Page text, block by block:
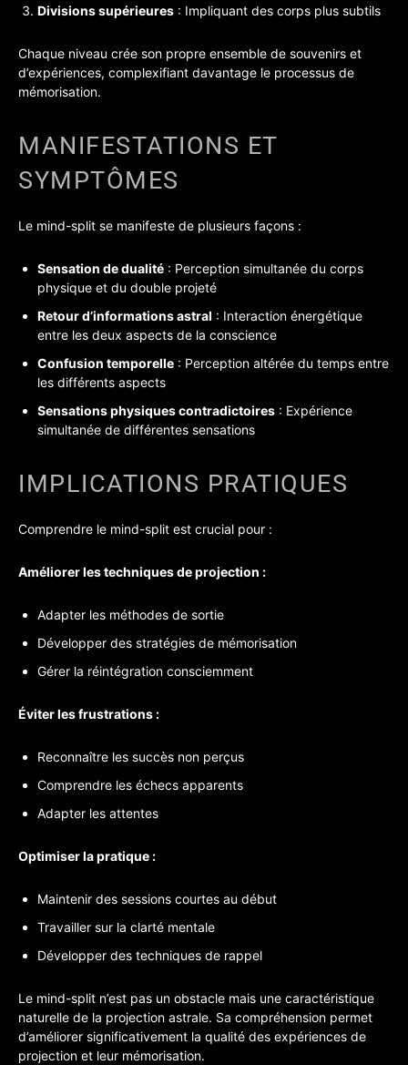
Divisions supérieures : Impliquant des corps plus subtils
Chaque niveau crée son propre ensemble de souvenirs et
d’expériences, complexifiant davantage le processus de
mémorisation.
MANIFESTATIONS ET
SYMPTÔMES
Le mind-split se manifeste de plusieurs façons :
Sensation de dualité : Perception simultanée du corps
physique et du double projeté
Retour d’informations astral : Interaction énergétique
entre les deux aspects de la conscience
Confusion temporelle : Perception altérée du temps entre
les différents aspects
Sensations physiques contradictoires : Expérience
simultanée de différentes sensations
IMPLICATIONS PRATIQUES
Comprendre le mind-split est crucial pour :
Améliorer les techniques de projection :
Adapter les méthodes de sortie
Développer des stratégies de mémorisation
Gérer la réintégration consciemment
Éviter les frustrations :
Reconnaître les succès non perçus
Comprendre les échecs apparents
Adapter les attentes
Optimiser la pratique :
Maintenir des sessions courtes au début
Travailler sur la clarté mentale
Développer des techniques de rappel
Le mind-split n’est pas un obstacle mais une caractéristique
naturelle de la projection astrale. Sa compréhension permet
d’améliorer significativement la qualité des expériences de
projection et leur mémorisation.